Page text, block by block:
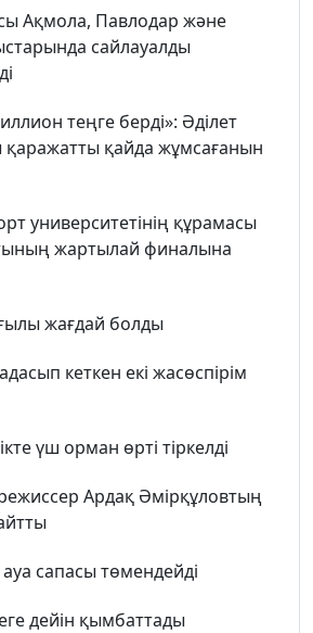
Ақмола, Павлодар және
сайлауалды
теңге берді»: Әділет
қаражатты қайда жұмсағанын
университетінің құрамасы
жартылай финалына
жағдай болды
кеткен екі жасөспірім
үш орман өрті тіркелді
Ардақ Әмірқұловтың
сапасы төмендейді
дейін қымбаттады